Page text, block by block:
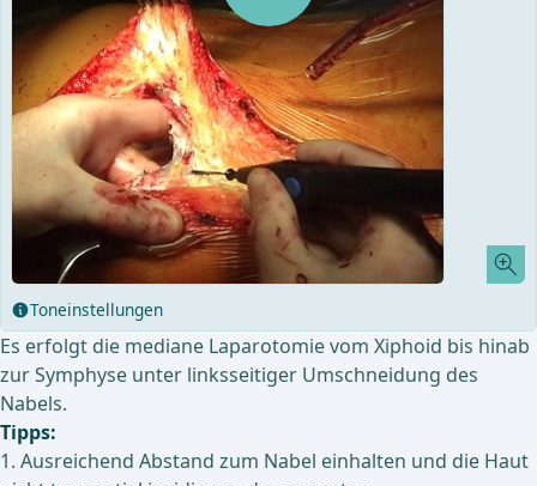
Toneinstellungen
Es erfolgt die mediane Laparotomie vom Xiphoid bis hinab
zur Symphyse unter linksseitiger Umschneidung des
Nabels.
Tipps:
1. Ausreichend Abstand zum Nabel einhalten und die Haut